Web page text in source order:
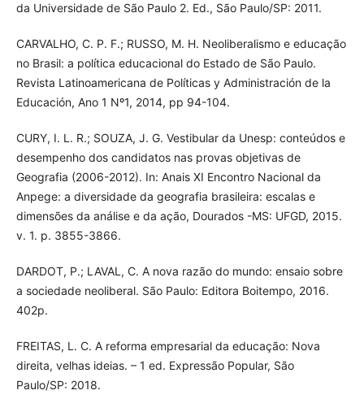
da Universidade de São Paulo 2. Ed., São Paulo/SP: 2011.
CARVALHO, C. P. F.; RUSSO, M. H. Neoliberalismo e educação
no Brasil: a política educacional do Estado de São Paulo.
Revista Latinoamericana de Políticas y Administración de la
Educación, Ano 1 Nº1, 2014, pp 94-104.
CURY, I. L. R.; SOUZA, J. G. Vestibular da Unesp: conteúdos e
desempenho dos candidatos nas provas objetivas de
Geografia (2006-2012). In: Anais XI Encontro Nacional da
Anpege: a diversidade da geografia brasileira: escalas e
dimensões da análise e da ação, Dourados -MS: UFGD, 2015.
v. 1. p. 3855-3866.
DARDOT, P.; LAVAL, C. A nova razão do mundo: ensaio sobre
a sociedade neoliberal. São Paulo: Editora Boitempo, 2016.
402p.
FREITAS, L. C. A reforma empresarial da educação: Nova
direita, velhas ideias. – 1 ed. Expressão Popular, São
Paulo/SP: 2018.